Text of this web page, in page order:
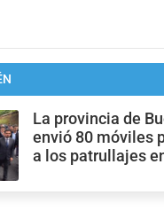
La provincia de
envió 80 móviles
a los patrullajes